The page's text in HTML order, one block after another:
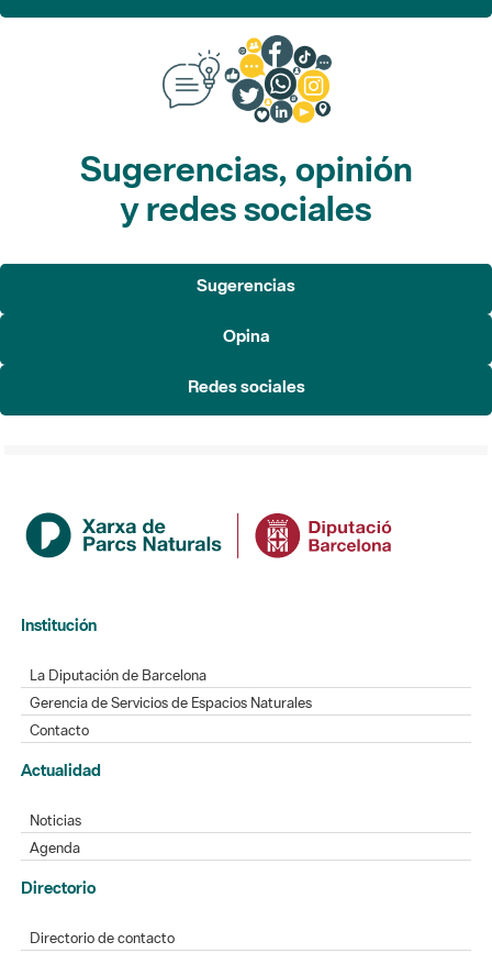
Sugerencias, opinión
y redes sociales
Sugerencias
Opina
Redes sociales
Institución
La Diputación de Barcelona
Gerencia de Servicios de Espacios Naturales
Contacto
Actualidad
Noticias
Agenda
Directorio
Directorio de contacto